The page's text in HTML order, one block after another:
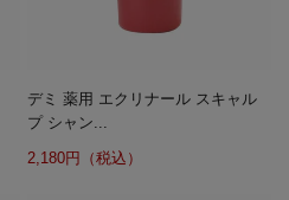
デミ 薬用 エクリナール スキャル
プ シャン...
2,180円（税込）